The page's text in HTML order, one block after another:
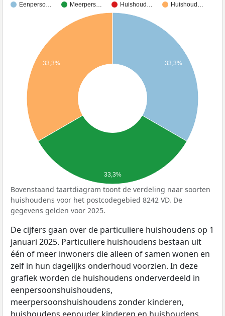
Eenperso… Meerpers… Huishoud… Huishoud…
33,3%
33,3%
33,3%
Bovenstaand taartdiagram toont de verdeling naar soorten
huishoudens voor het postcodegebied 8242 VD. De
gegevens gelden voor 2025.
De cijfers gaan over de particuliere huishoudens op 1
januari 2025. Particuliere huishoudens bestaan uit
één of meer inwoners die alleen of samen wonen en
zelf in hun dagelijks onderhoud voorzien. In deze
grafiek worden de huishoudens onderverdeeld in
eenpersoonshuishoudens,
meerpersoonshuishoudens zonder kinderen,